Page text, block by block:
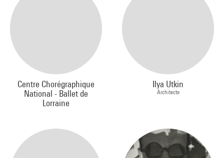
Centre Chorégraphique
National - Ballet de
Lorraine
Ilya Utkin
Architecte